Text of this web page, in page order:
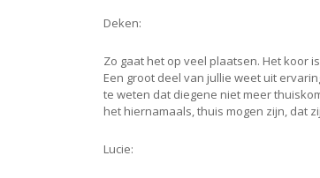
Deken:
Zo gaat het op veel plaatsen. Het koor
Een groot deel van jullie weet uit
te weten dat diegene niet meer
het hiernamaals, thuis mogen zijn, dat
Lucie: